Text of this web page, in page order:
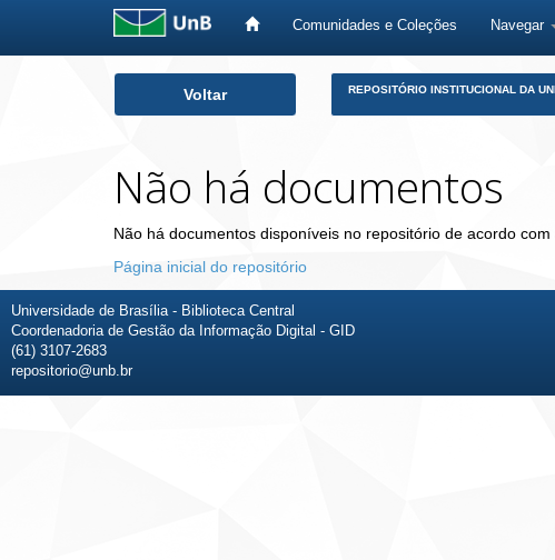
Comunidades e Coleções Navegar
Voltar REPOSITÓRIO INSTITUCIONAL DA
Não há documentos
Não há documentos disponíveis no repositório de acordo com
Página inicial do repositório
Universidade de Brasília - Biblioteca Central
Coordenadoria de Gestão da Informação Digital - GID
(61) 3107-2683
repositorio@unb.br